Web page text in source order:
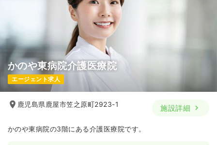
かのや東病院介護医療院
エージェント求人
鹿児島県鹿屋市笠之原町2923-1 施設詳細
かのや東病院の3階にある介護医療院です。